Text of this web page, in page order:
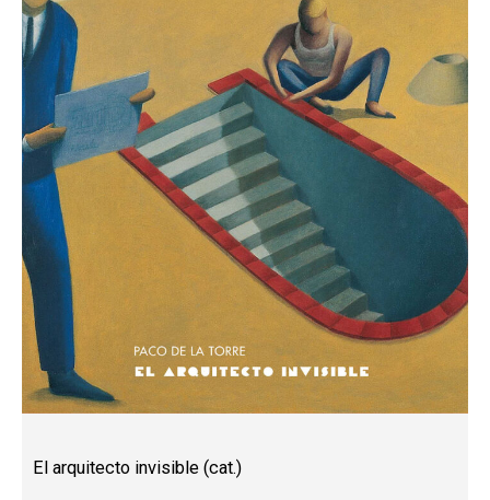
El arquitecto invisible (cat.)